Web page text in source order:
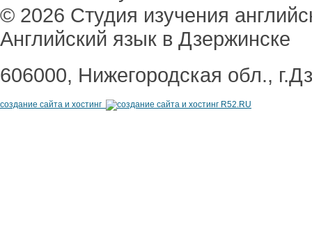
© 2026 Студия изучения
Английский язык в Дзержинске
606000, Нижегородская обл.,
создание сайта и хостинг